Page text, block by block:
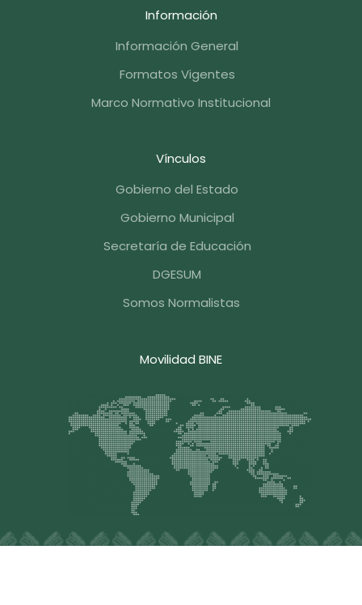
Información
Información General
Formatos Vigentes
Marco Normativo Institucional
Vínculos
Gobierno del Estado
Gobierno Municipal
Secretaría de Educación
DGESUM
Somos Normalistas
Movilidad BINE